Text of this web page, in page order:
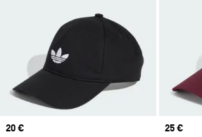
Prix
20 €
Prix
25 €